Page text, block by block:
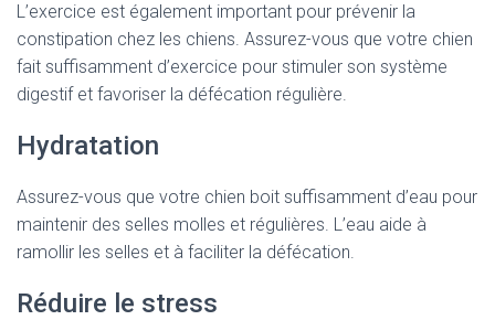
L’exercice est également important pour prévenir la
constipation chez les chiens. Assurez-vous que votre chien
fait suffisamment d’exercice pour stimuler son système
digestif et favoriser la défécation régulière.
Hydratation
Assurez-vous que votre chien boit suffisamment d’eau pour
maintenir des selles molles et régulières. L’eau aide à
ramollir les selles et à faciliter la défécation.
Réduire le stress